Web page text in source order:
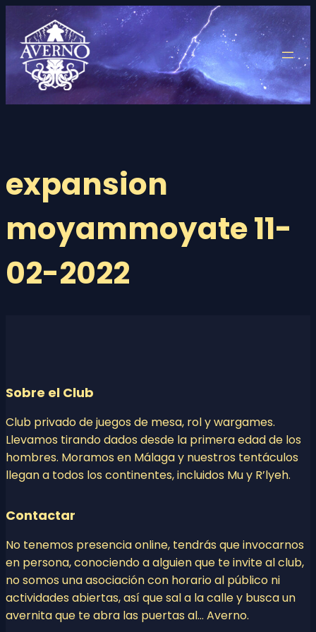
contenido
expansion
moyammoyate 11-
02-2022
Sobre el Club
Club privado de juegos de mesa, rol y wargames.
Llevamos tirando dados desde la primera edad de los
hombres. Moramos en Málaga y nuestros tentáculos
llegan a todos los continentes, incluidos Mu y R’lyeh.
Contactar
No tenemos presencia online, tendrás que invocarnos
en persona, conociendo a alguien que te invite al club,
no somos una asociación con horario al público ni
actividades abiertas, así que sal a la calle y busca un
avernita que te abra las puertas al… Averno.